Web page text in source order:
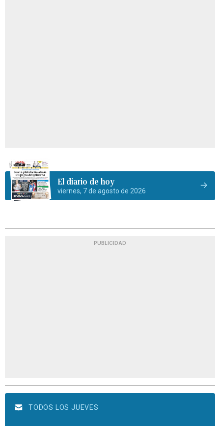
El diario de hoy
viernes, 7 de agosto de 2026
PUBLICIDAD
TODOS LOS JUEVES